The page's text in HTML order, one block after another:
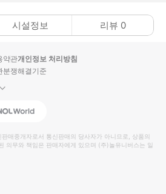
시설정보 리뷰 0
약관개인정보 처리방침
분쟁해결기준
Global
매중개자로서 통신판매의 당사자가 아니므로, 상품의
의무와 책임은 판매자에게 있으며 (주)놀유니버스는 일